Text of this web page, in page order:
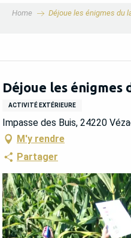
Home Déjoue les énigmes du
Déjoue les énigmes
ACTIVITÉ EXTÉRIEURE
Impasse des Buis, 24220
M'y rendre
Partager